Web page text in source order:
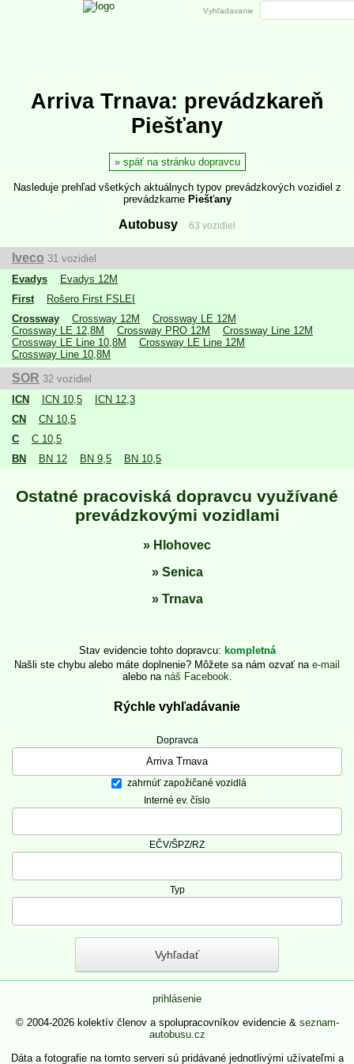
Arriva Trnava: prevádzkareň
Piešťany
späť na stránku dopravcu
Nasleduje prehľad všetkých aktuálnych typov prevádzkových vozidiel z
prevádzkarne Piešťany
Autobusy 63 vozidiel
Iveco 31 vozidiel
Evadys
Evadys 12M
First
Rošero First FSLEI
Crossway
Crossway 12M
Crossway LE 12M
Crossway LE 12,8M
Crossway PRO 12M
Crossway Line 12M
Crossway LE Line 10,8M
Crossway LE Line 12M
Crossway Line 10,8M
SOR 32 vozidiel
ICN
ICN 10,5
ICN 12,3
CN
CN 10,5
C
C 10,5
BN
BN 12 BN 9,5 BN 10,5
Ostatné pracoviská dopravcu využívané
prevádzkovými vozidlami
Hlohovec
Senica
Trnava
Stav evidencie tohto dopravcu
kompletná
Našli ste chybu alebo máte doplnenie? Môžete sa nám ozvať na e-mail
alebo na náš Facebook.
Rýchle vyhľadávanie
Dopravca
zahrnúť zapožičané vozidlá
Interné ev. číslo
EČV/ŠPZ/RZ
Typ
Vyhľadavanie
prihlásenie
© 2004-2026 kolektív členov a spolupracovníkov evidencie & seznam-
autobusu.cz
Dáta a fotografie na tomto serveri sú pridávané jednotlivými užívateľmi a